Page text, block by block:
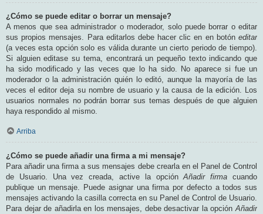
¿Cómo se puede editar o borrar un mensaje?
A menos que sea administrador o moderador, solo puede borrar o editar
sus propios mensajes. Para editarlos debe hacer clic en en botón editar
(a veces esta opción solo es válida durante un cierto periodo de tiempo).
Si alguien editase su tema, encontrará un pequeño texto indicando que
ha sido modificado y las veces que lo ha sido. No aparece si fue un
moderador o la administración quién lo editó, aunque la mayoría de las
veces el editor deja su nombre de usuario y la causa de la edición. Los
usuarios normales no podrán borrar sus temas después de que alguien
haya respondido al mismo.
Arriba
¿Cómo se puede añadir una firma a mi mensaje?
Para añadir una firma a sus mensajes debe crearla en el Panel de Control
de Usuario. Una vez creada, active la opciónAñadir firma cuando
publique un mensaje. Puede asignar una firma por defecto a todos sus
mensajes activando la casilla correcta en su Panel de Control de Usuario.
Para dejar de añadirla en los mensajes, debe desactivar la opciónAñadir